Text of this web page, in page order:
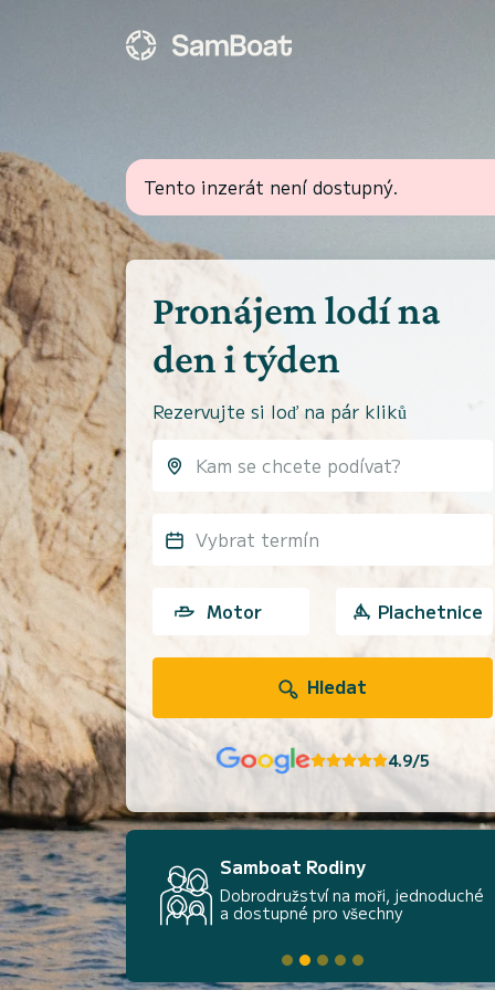
Tento inzerát není dostupný.
Pronájem lodí na
den i týden
Rezervujte si loď na pár kliků
Vybrat termín
Motor Plachetnice
Hledat
4.9/5
Samboat Rodiny
Dobrodružství na moři, jednoduché
a dostupné pro všechny